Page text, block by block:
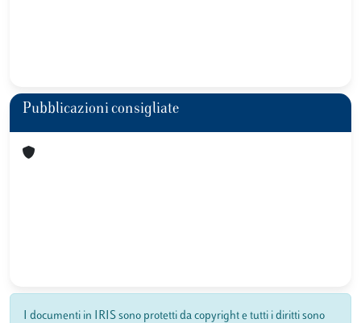
Pubblicazioni consigliate
I documenti in IRIS sono protetti da copyright e tutti i diritti sono